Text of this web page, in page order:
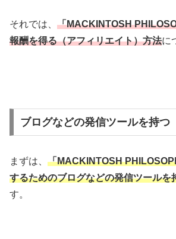
それでは、 「MACKINTOSH
報酬を得る（アフィリエイト）方法に
ブログなどの発信ツールを持つ
まずは、 「MACKINTOSH
するためのブログなどの発信ツールを
す。